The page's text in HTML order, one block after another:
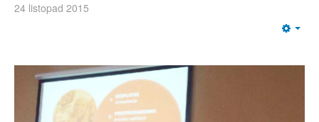
24 listopad 2015